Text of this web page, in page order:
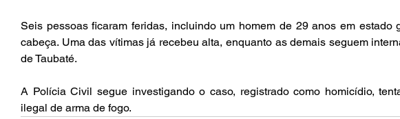
Seis pessoas ficaram feridas, incluindo um homem de 29 anos em estado
cabeça. Uma das vítimas já recebeu alta, enquanto as demais seguem
de Taubaté.
A Polícia Civil segue investigando o caso, registrado como homicídio,
ilegal de arma de fogo.